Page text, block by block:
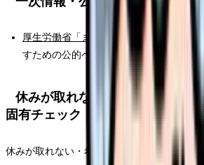
厚生労働省「まもろうよこころ」
：つ
すための公的ページです。
休みが取れない・希望休が通ら
固有チェック
休みが取れない・希望休が通らなくて辞めた